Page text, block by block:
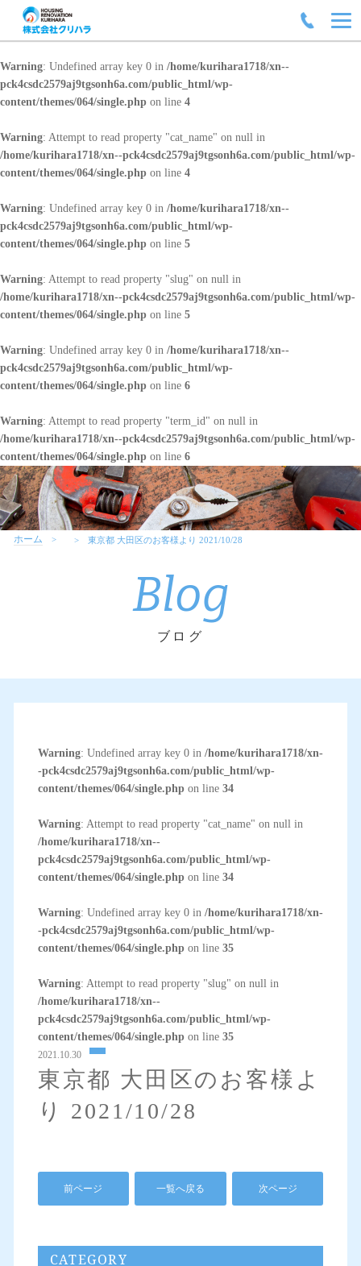
Warning: Undefined array key 0 in /home/kurihara1718/xn--
pck4csdc2579aj9tgsonh6a.com/public_html/wp-
content/themes/064/single.php on line 4
Warning: Attempt to read property "cat_name" on null in
/home/kurihara1718/xn--pck4csdc2579aj9tgsonh6a.com/public_html/wp-
content/themes/064/single.php on line 4
Warning: Undefined array key 0 in /home/kurihara1718/xn--
pck4csdc2579aj9tgsonh6a.com/public_html/wp-
content/themes/064/single.php on line 5
Warning: Attempt to read property "slug" on null in
/home/kurihara1718/xn--pck4csdc2579aj9tgsonh6a.com/public_html/wp-
content/themes/064/single.php on line 5
Warning: Undefined array key 0 in /home/kurihara1718/xn--
pck4csdc2579aj9tgsonh6a.com/public_html/wp-
content/themes/064/single.php on line 6
Warning: Attempt to read property "term_id" on null in
/home/kurihara1718/xn--pck4csdc2579aj9tgsonh6a.com/public_html/wp-
content/themes/064/single.php on line 6
ホーム 東京都 大田区のお客様より 2021/10/28
Blog
ブログ
Warning: Undefined array key 0 in /home/kurihara1718/xn-
-pck4csdc2579aj9tgsonh6a.com/public_html/wp-
content/themes/064/single.phpon line 34
Warning: Attempt to read property "cat_name" on null in
/home/kurihara1718/xn--
pck4csdc2579aj9tgsonh6a.com/public_html/wp-
content/themes/064/single.phpon line 34
Warning: Undefined array key 0 in /home/kurihara1718/xn-
-pck4csdc2579aj9tgsonh6a.com/public_html/wp-
content/themes/064/single.phpon line 35
Warning: Attempt to read property "slug" on null in
/home/kurihara1718/xn--
pck4csdc2579aj9tgsonh6a.com/public_html/wp-
content/themes/064/single.phpon line 35
2021.10.30
東京都 大田区のお客様よ
り 2021/10/28
前ページ 一覧へ戻る 次ページ
CATEGORY